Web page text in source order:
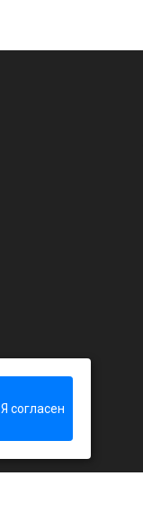
Я согласен